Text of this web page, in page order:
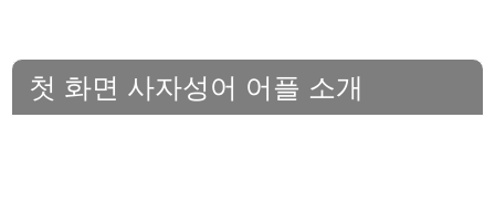
첫 화면 사자성어 어플 소개